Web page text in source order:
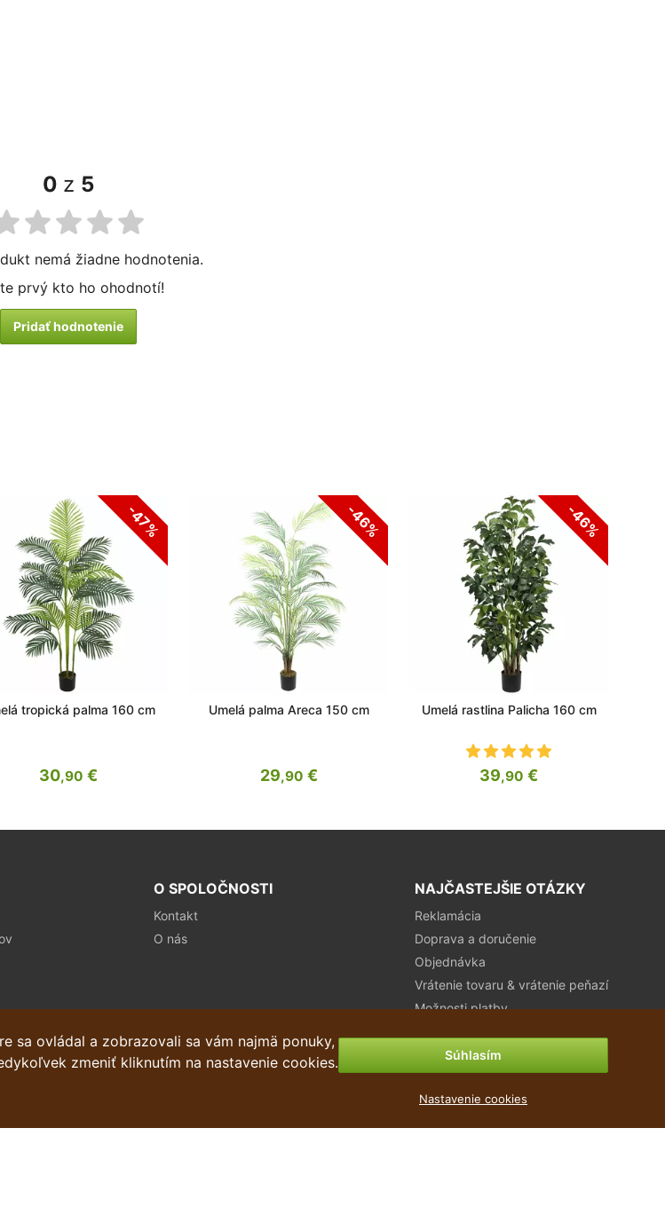
0 z 5
nemá žiadne hodnotenia.
prvý kto ho ohodnotí!
Pridať hodnotenie
-47%
tropická palma 160 cm
30,90 €
-46%
Umelá palma Areca 150 cm
29,90 €
-46%
Umelá rastlina Palicha 160 cm
39,90 €
O SPOLOČNOSTI
Kontakt
O nás
NAJČASTEJŠIE OTÁZKY
Reklamácia
Doprava a doručenie
Objednávka
Vrátenie tovaru & vrátenie peňazí
Možnosti platby
sa ovládal a zobrazovali sa vám najmä ponuky,
zmeniť kliknutím na nastavenie cookies.
Súhlasím
Nastavenie cookies